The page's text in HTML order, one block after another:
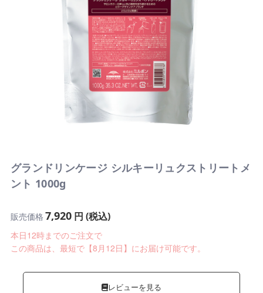
グランドリンケージ シルキーリュクストリートメ
ント 1000g
販売価格 7,920円 (税込)
本日12時までのご注文で
この商品は、最短で【8月12日】にお届け可能です。
レビューを見る